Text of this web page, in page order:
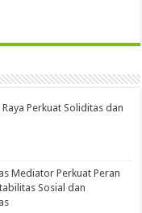
Perkuat Soliditas dan
Mediator Perkuat Peran
Sosial dan